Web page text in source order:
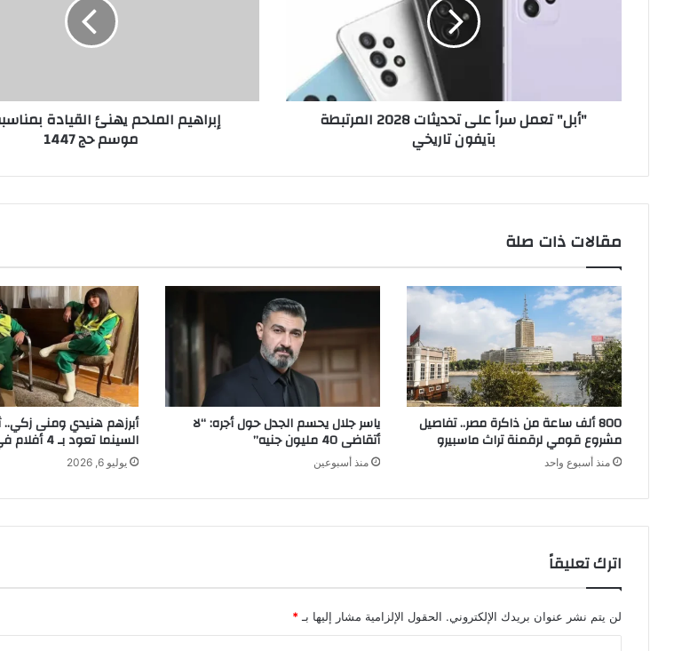
تاريخي
"أبل" تعمل سراً على تحديثات 2028 المرتبطة
بآيفون تاريخي
1447
إبراهيم الملحم يهنئ القيادة
موسم حج 1447
مقالات ذات صلة
800 ألف ساعة من ذاكرة مصر.. تفاصيل
مشروع قومي لرقمنة تراث ماسبيرو
منذ أسبوع واحد
ياسر جلال يحسم الجدل حول أجره: “لا
أتقاضى 40 مليون جنيه”
منذ أسبوعين
أبرزهم هنيدي ومنى زكي..
السينما تعود بـ 4 أفلام في الصيف
يوليو 6, 2026
اترك تعليقاً
لن يتم نشر عنوان بريدك الإلكتروني. الحقول الإلزامية مشار إليها بـ*